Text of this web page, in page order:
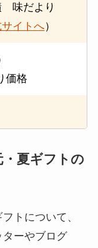
味だより
イトへ）
価格
夏ギフトの
トについて、
ーやブログ